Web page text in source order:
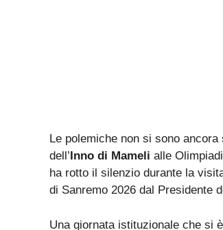
Le polemiche non si sono
dell’ Inno di Mameli alle
ha rotto il silenzio durante la
di Sanremo 2026 dal Presidente
Una giornata istituzionale che si